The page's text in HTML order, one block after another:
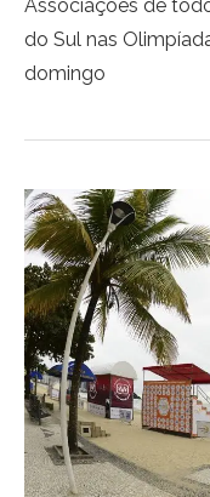
Associações de
do Sul nas
domingo